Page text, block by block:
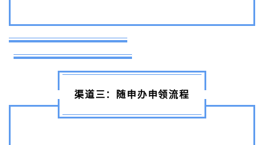
渠道三：随申办申领流程